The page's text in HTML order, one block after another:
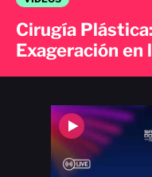
Cirugía
Exageración en